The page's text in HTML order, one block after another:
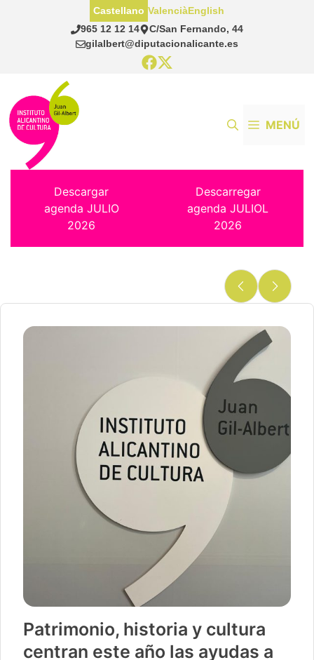
965 12 12 14
C/San Fernando, 44
gilalbert@diputacionalicante.es
Castellano ValenciàEnglish
MENÚ
Descargar
agenda JULIO
2026
Descarregar
agenda JULIOL
2026
Patrimonio, historia y cultura
centran este año las ayudas a